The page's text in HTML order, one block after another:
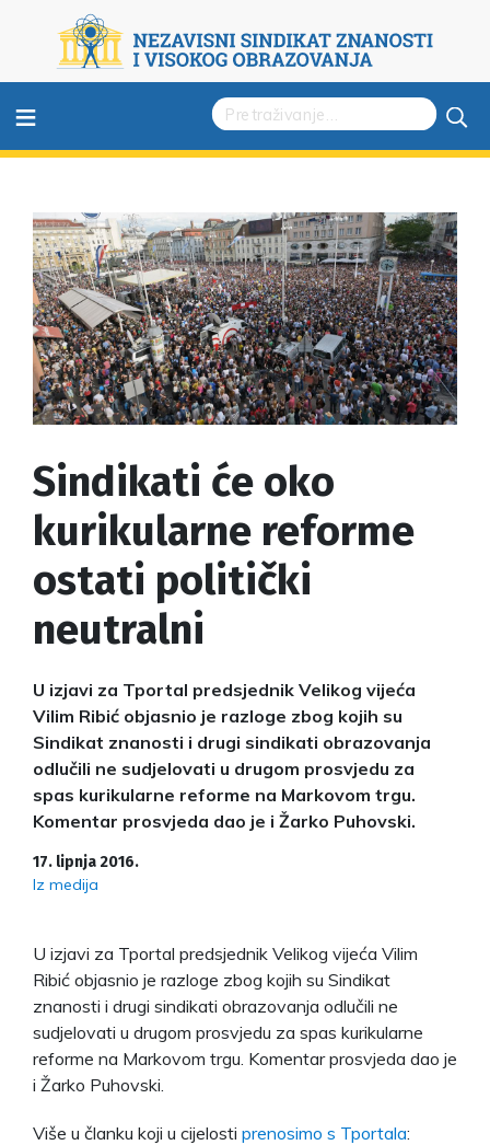
≡
Sindikati će oko
kurikularne reforme
ostati politički
neutralni
U izjavi za Tportal predsjednik Velikog vijeća
Vilim Ribić objasnio je razloge zbog kojih su
Sindikat znanosti i drugi sindikati obrazovanja
odlučili ne sudjelovati u drugom prosvjedu za
spas kurikularne reforme na Markovom trgu.
Komentar prosvjeda dao je i Žarko Puhovski.
17. lipnja 2016.
Iz medija
U izjavi za Tportal predsjednik Velikog vijeća Vilim
Ribić objasnio je razloge zbog kojih su Sindikat
znanosti i drugi sindikati obrazovanja odlučili ne
sudjelovati u drugom prosvjedu za spas kurikularne
reforme na Markovom trgu. Komentar prosvjeda dao je
i Žarko Puhovski.
Više u članku koji u cijelosti prenosimo s Tportala: